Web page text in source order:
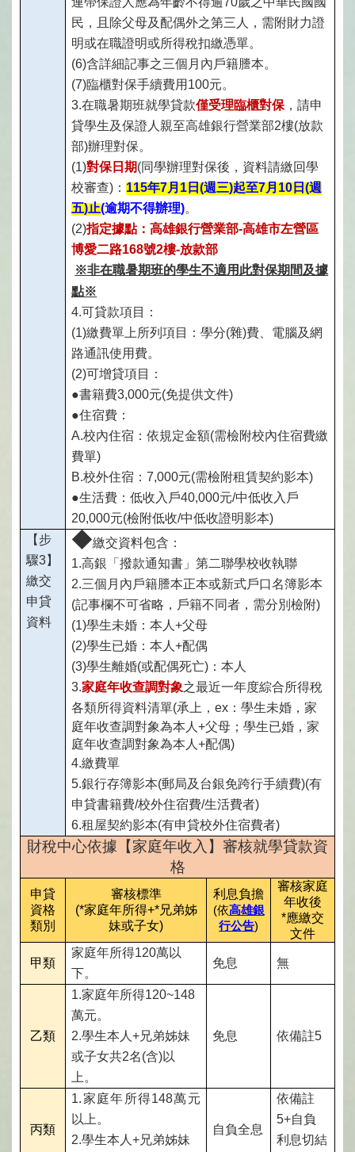
民，且除父母及配偶外之第三人，需附財力證
明或在職證明或所得稅扣繳憑單。
(6)含詳細記事之三個月內戶籍謄本。
(7)臨櫃對保手續費用100元。
3.在職暑期班就學貸款僅受理臨櫃對保 ，請申
貸學生及保證人親至高雄銀行營業部2樓(放款
部)辦理對保。
(1)對保日期(同學辦理對保後，資料請繳回學
校審查)： 115年7月1日(週三)起至7月10日(週
五)止(逾期不得辦理)。
(2)指定據點：高雄銀行營業部-高雄市左營區
博愛二路168號2樓-放款部
※非在職暑期班的學生不適用此對保期間及據
點※
4.可貸款項目：
(1)繳費單上所列項目：學分(雜)費、電腦及網
路通訊使用費。
(2)可增貸項目：
●書籍費3,000元(免提供文件)
●住宿費：
A.校內住宿：依規定金額(需檢附校內住宿費繳
費單)
B.校外住宿：7,000元(需檢附租賃契約影本)
●生活費：低收入戶40,000元/中低收入戶
20,000元(檢附低收/中低收證明影本)
【步
驟3】
繳交
申貸
資料
◆繳交資料包含：
1.高銀「撥款通知書」第二聯學校收執聯
2.三個月內戶籍謄本正本或新式戶口名簿影本
(記事欄不可省略，戶籍不同者，需分別檢附)
(1)學生未婚：本人+父母
(2)學生已婚：本人+配偶
(3)學生離婚(或配偶死亡)：本人
3.家庭年收查調對象之最近一年度綜合所得稅
各類所得資料清單(承上，ex：學生未婚，家
庭年收查調對象為本人+父母；學生已婚，家
庭年收查調對象為本人+配偶)
4.繳費單
5.銀行存簿影本(郵局及台銀免跨行手續費)(有
申貸書籍費/校外住宿費/生活費者)
6.租屋契約影本(有申貸校外住宿費者)
財稅中心依據【家庭年收入】審核就學貸款資
格
申貸
資格
類別
審核標準
(*家庭年所得+*兄弟姊
妹或子女)
利息負擔
(依高雄銀
行公告)
審核家庭
年收後
*應繳交
文件
甲類
家庭年所得120萬以
下。
免息 無
乙類
1.家庭年所得120~148
萬元。
2.學生本人+兄弟姊妹
或子女共2名(含)以
上。
免息 依備註5
丙類
1.家庭年所得148萬元
以上。
2.學生本人+兄弟姊妹
自負全息
依備註
5+自負
利息切結